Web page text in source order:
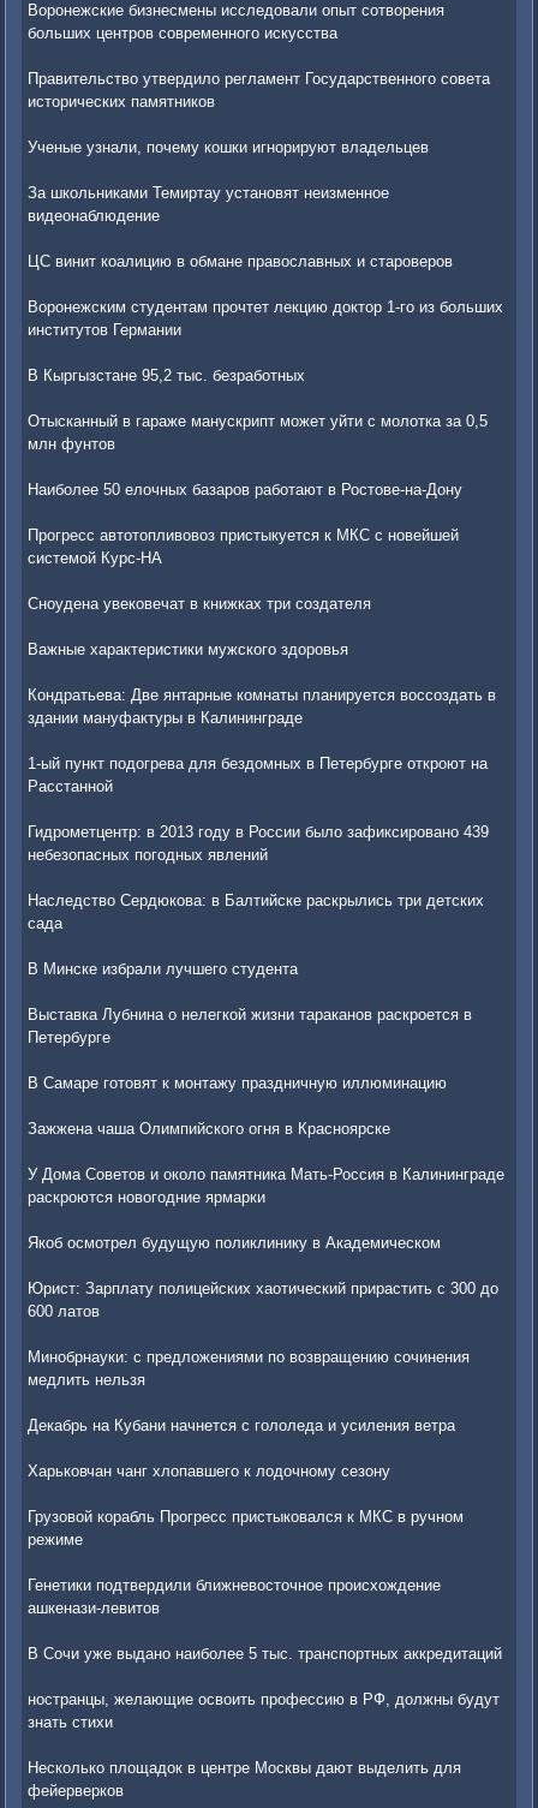
Воронежские бизнесмены исследовали опыт сотворения
больших центров современного искусства
Правительство утвердило регламент Государственного совета
исторических памятников
Ученые узнали, почему кошки игнорируют владельцев
За школьниками Темиртау установят неизменное
видеонаблюдение
ЦС винит коалицию в обмане православных и староверов
Воронежским студентам прочтет лекцию доктор 1-го из больших
институтов Германии
В Кыргызстане 95,2 тыс. безработных
Отысканный в гараже манускрипт может уйти с молотка за 0,5
млн фунтов
Наиболее 50 елочных базаров работают в Ростове-на-Дону
Прогресс автотопливовоз пристыкуется к МКС с новейшей
системой Курс-НА
Сноудена увековечат в книжках три создателя
Важные характеристики мужского здоровья
Кондратьева: Две янтарные комнаты планируется воссоздать в
здании мануфактуры в Калининграде
1-ый пункт подогрева для бездомных в Петербурге откроют на
Расстанной
Гидрометцентр: в 2013 году в России было зафиксировано 439
небезопасных погодных явлений
Наследство Сердюкова: в Балтийске раскрылись три детских
сада
В Минске избрали лучшего студента
Выставка Лубнина о нелегкой жизни тараканов раскроется в
Петербурге
В Самаре готовят к монтажу праздничную иллюминацию
Зажжена чаша Олимпийского огня в Красноярске
У Дома Советов и около памятника Мать-Россия в Калининграде
раскроются новогодние ярмарки
Якоб осмотрел будущую поликлинику в Академическом
Юрист: Зарплату полицейских хаотический прирастить с 300 до
600 латов
Минобрнауки: с предложениями по возвращению сочинения
медлить нельзя
Декабрь на Кубани начнется с гололеда и усиления ветра
Харьковчан чанг хлопавшего к лодочному сезону
Грузовой корабль Прогресс пристыковался к МКС в ручном
режиме
Генетики подтвердили ближневосточное происхождение
ашкенази-левитов
В Сочи уже выдано наиболее 5 тыс. транспортных аккредитаций
ностранцы, желающие освоить профессию в РФ, должны будут
знать стихи
Несколько площадок в центре Москвы дают выделить для
фейерверков